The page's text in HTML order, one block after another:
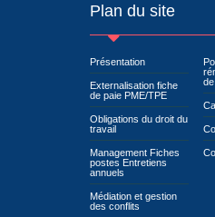
Plan du site
Présentation
Externalisation fiche
de paie PME/TPE
Obligations du droit du
travail
Management Fiches
postes Entretiens
annuels
Médiation et gestion
des conflits